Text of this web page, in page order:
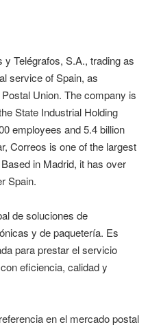
Telégrafos, S.A., trading as
service of Spain, as
Union. The company is
State Industrial Holding
employees and 5.4 billion
Correos is one of the largest
in Madrid, it has over
Spain.
de soluciones de
y de paquetería. Es
para prestar el servicio
eficiencia, calidad y
en el mercado postal